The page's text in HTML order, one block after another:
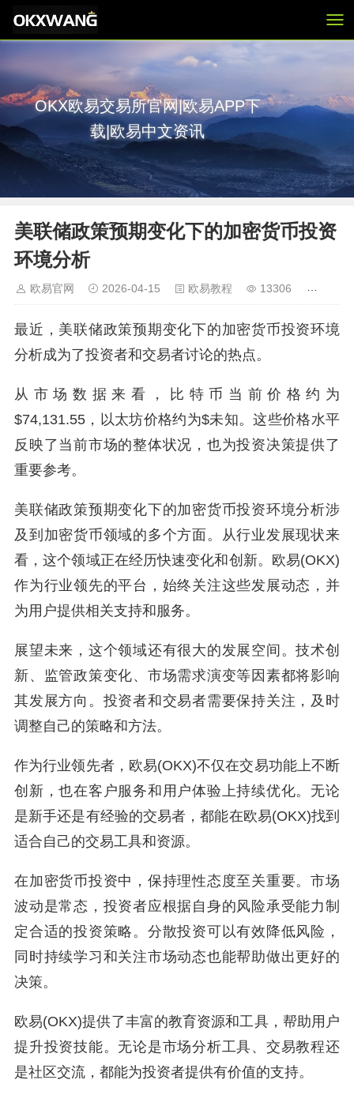
OKX欧易交易所官网|欧易APP下
载|欧易中文资讯
美联储政策预期变化下的加密货币投资
环境分析
欧易官网 2026-04-15 欧易教程 13306
最近，美联储政策预期变化下的加密货币投资环境
分析成为了投资者和交易者讨论的热点。
从市场数据来看，比特币当前价格约为
$74,131.55，以太坊价格约为$未知。这些价格水平
反映了当前市场的整体状况，也为投资决策提供了
重要参考。
美联储政策预期变化下的加密货币投资环境分析涉
及到加密货币领域的多个方面。从行业发展现状来
看，这个领域正在经历快速变化和创新。欧易(OKX)
作为行业领先的平台，始终关注这些发展动态，并
为用户提供相关支持和服务。
展望未来，这个领域还有很大的发展空间。技术创
新、监管政策变化、市场需求演变等因素都将影响
其发展方向。投资者和交易者需要保持关注，及时
调整自己的策略和方法。
作为行业领先者，欧易(OKX)不仅在交易功能上不断
创新，也在客户服务和用户体验上持续优化。无论
是新手还是有经验的交易者，都能在欧易(OKX)找到
适合自己的交易工具和资源。
在加密货币投资中，保持理性态度至关重要。市场
波动是常态，投资者应根据自身的风险承受能力制
定合适的投资策略。分散投资可以有效降低风险，
同时持续学习和关注市场动态也能帮助做出更好的
决策。
欧易(OKX)提供了丰富的教育资源和工具，帮助用户
提升投资技能。无论是市场分析工具、交易教程还
是社区交流，都能为投资者提供有价值的支持。